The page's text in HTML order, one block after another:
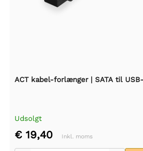
ACT kabel-forlænger | SATA til
Udsolgt
€ 19,40 Inkl. moms